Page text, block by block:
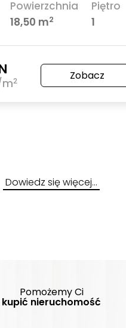
Powierzchnia
18,50 m2
Piętro
1
m2 Zobacz
Dowiedz się więcej…
Pomożemy Ci
kupić nieruchomość